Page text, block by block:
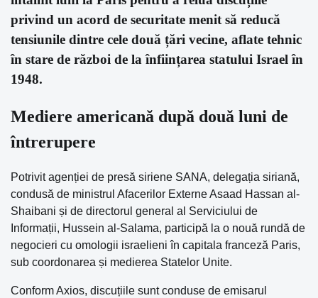
privind un acord de securitate menit să reducă
tensiunile dintre cele două țări vecine, aflate tehnic
în stare de război de la înființarea statului Israel în
1948.
Mediere americană după două luni de
întrerupere
Potrivit agenției de presă siriene SANA, delegația siriană,
condusă de ministrul Afacerilor Externe Asaad Hassan al-
Shaibani și de directorul general al Serviciului de
Informații, Hussein al-Salama, participă la o nouă rundă de
negocieri cu omologii israelieni în capitala franceză Paris,
sub coordonarea și medierea Statelor Unite.
Conform Axios, discuțiile sunt conduse de emisarul